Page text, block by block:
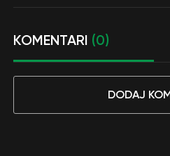
KOMENTARI (0)
DODAJ